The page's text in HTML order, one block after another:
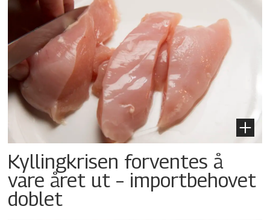
Kyllingkrisen forventes å
vare året ut – importbehovet
doblet